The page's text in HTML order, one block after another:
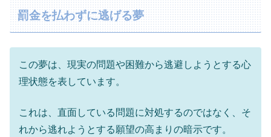
罰金を払わずに逃げる夢
この夢は、現実の問題や困難から逃避しようとする心
理状態を表しています。
これは、直面している問題に対処するのではなく、そ
れから逃れようとする願望の高まりの暗示です。